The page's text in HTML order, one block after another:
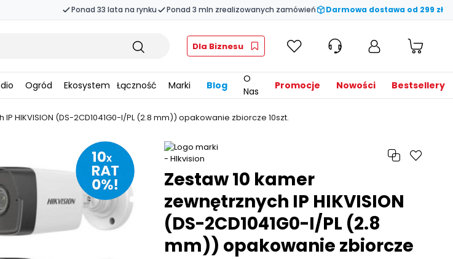
Ponad 33 lata na rynku Ponad 3 mln zrealizowanych zamówień Darmowa dostawa od 299 zł
Dla Biznesu
Ogród Ekosystem Łączność Marki Blog
O
Nas
Promocje Nowości Bestsellery
HIKVISION (DS-2CD1041G0-I/PL (2.8 mm)) opakowanie zbiorcze 10szt.
Zestaw 10 kamer
zewnętrznych IP HIKVISION
(DS-2CD1041G0-I/PL (2.8
mm)) opakowanie zbiorcze